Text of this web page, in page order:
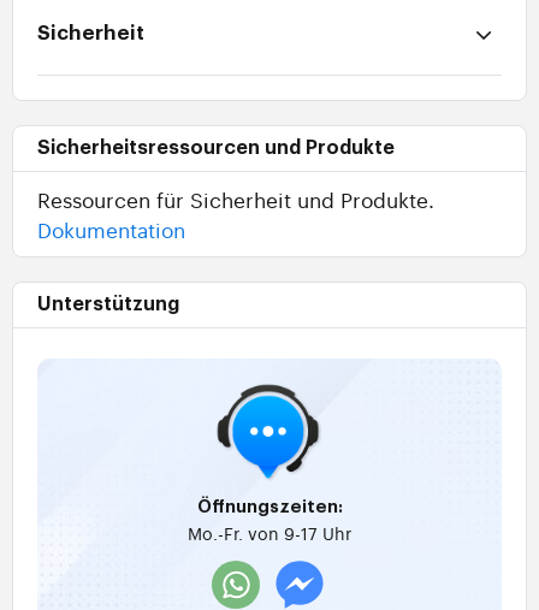
Sicherheit
Sicherheitsressourcen und Produkte
Ressourcen für Sicherheit und Produkte.
Dokumentation
Unterstützung
Öffnungszeiten:
Mo.-Fr. von 9-17 Uhr